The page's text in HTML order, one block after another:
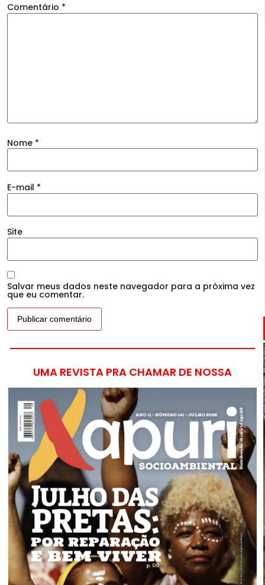
Comentário *
Nome *
E-mail *
Site
Salvar meus dados neste navegador para a próxima vez
que eu comentar.
UMA REVISTA PRA CHAMAR DE NOSSA